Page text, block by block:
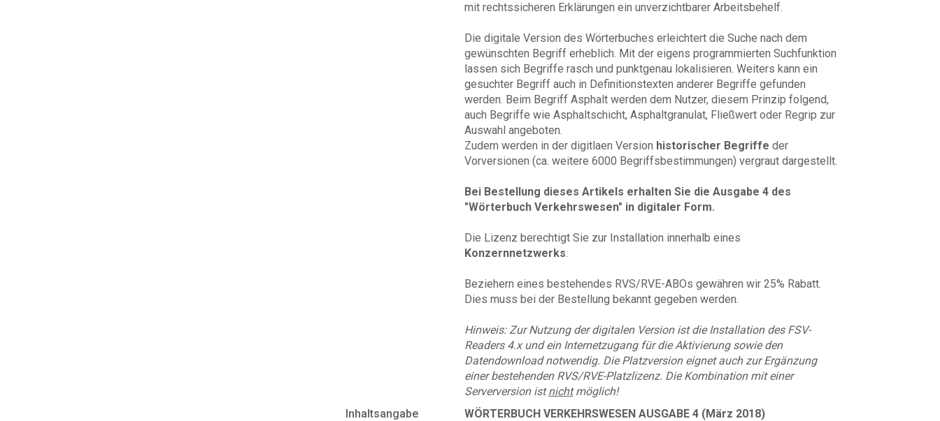
mit rechtssicheren Erklärungen ein unverzichtbarer Arbeitsbehelf.
Die digitale Version des Wörterbuches erleichtert die Suche nach dem
gewünschten Begriff erheblich. Mit der eigens programmierten Suchfunktion
lassen sich Begriffe rasch und punktgenau lokalisieren. Weiters kann ein
gesuchter Begriff auch in Definitionstexten anderer Begriffe gefunden
werden. Beim Begriff Asphalt werden dem Nutzer, diesem Prinzip folgend,
auch Begriffe wie Asphaltschicht, Asphaltgranulat, Fließwert oder Regrip zur
Auswahl angeboten.
Zudem werden in der digitlaen Version historischer Begriffeder
Vorversionen (ca. weitere 6000 Begriffsbestimmungen) vergraut dargestellt.
Bei Bestellung dieses Artikels erhalten Sie die Ausgabe 4 des
"Wörterbuch Verkehrswesen" in digitaler Form.
Die Lizenz berechtigt Sie zur Installation innerhalb eines
Konzernnetzwerks.
Beziehern eines bestehendes RVS/RVE-ABOs gewähren wir 25% Rabatt.
Dies muss bei der Bestellung bekannt gegeben werden.
Hinweis: Zur Nutzung der digitalen Version ist die Installation des FSV-
Readers 4.x und ein Internetzugang für die Aktivierung sowie den
Datendownload notwendig. Die Platzversion eignet auch zur Ergänzung
einer bestehenden RVS/RVE-Platzlizenz. Die Kombination mit einer
Serverversion istnichtmöglich!
Inhaltsangabe
WÖRTERBUCH VERKEHRSWESEN AUSGABE 4 (März 2018)